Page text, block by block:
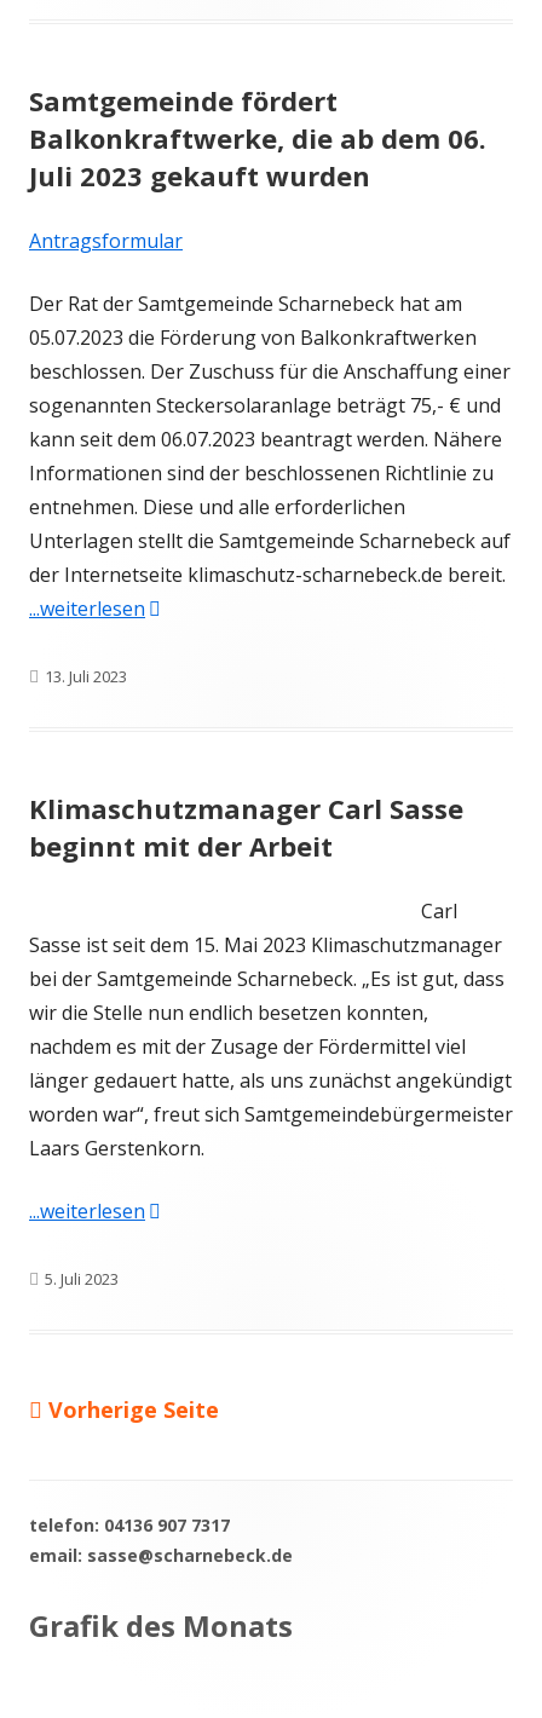
Samtgemeinde fördert
Balkonkraftwerke, die ab dem 06.
Juli 2023 gekauft wurden
Antragsformular
Der Rat der Samtgemeinde Scharnebeck hat am
05.07.2023 die Förderung von Balkonkraftwerken
beschlossen. Der Zuschuss für die Anschaffung einer
sogenannten Steckersolaranlage beträgt 75,- € und
kann seit dem 06.07.2023 beantragt werden. Nähere
Informationen sind der beschlossenen Richtlinie zu
entnehmen. Diese und alle erforderlichen
Unterlagen stellt die Samtgemeinde Scharnebeck auf
der Internetseite klimaschutz-scharnebeck.de bereit.
...weiterlesen "Samtgemeinde fördert Balkonkraftwerke,
Veröffentlicht
13. Juli 2023
Klimaschutzmanager Carl Sasse
beginnt mit der Arbeit
Carl
Sasse ist seit dem 15. Mai 2023 Klimaschutzmanager
bei der Samtgemeinde Scharnebeck. „Es ist gut, dass
wir die Stelle nun endlich besetzen konnten,
nachdem es mit der Zusage der Fördermittel viel
länger gedauert hatte, als uns zunächst angekündigt
worden war“, freut sich Samtgemeindebürgermeister
Laars Gerstenkorn.
...weiterlesen "Klimaschutzmanager Carl Sasse beginnt
Veröffentlicht
5. Juli 2023
Seitennummerierung
Beiträge
Vorherige Seite
Haupt-
telefon: 04136 907 7317
email: sasse@scharnebeck.de
Grafik des Monats